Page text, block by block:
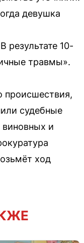
девушка
результате 10-
травмы».
происшествия,
судебные
виновных и
ход